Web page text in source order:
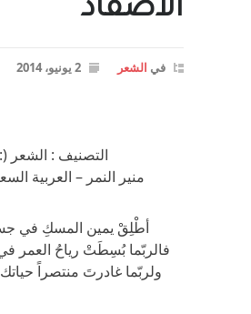
الأصفاد
في الشعر 2 يونيو، 2014
التصنيف : الشعر
منير النمر – العربية
أطْلِقْ يمين المسكِ في
فالربّما بُسِطَتْ رياحُ العمر
ولربّما غادرتَ منتصراً